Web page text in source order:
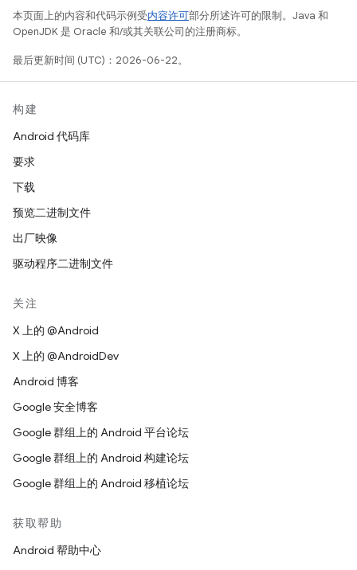
本页面上的内容和代码示例受内容许可部分所述许可的限制。Java 和
OpenJDK 是 Oracle 和/或其关联公司的注册商标。
最后更新时间 (UTC)：2026-06-22。
构建
Android 代码库
要求
下载
预览二进制文件
出厂映像
驱动程序二进制文件
关注
X 上的 @Android
X 上的 @AndroidDev
Android 博客
Google 安全博客
Google 群组上的 Android 平台论坛
Google 群组上的 Android 构建论坛
Google 群组上的 Android 移植论坛
获取帮助
Android 帮助中心